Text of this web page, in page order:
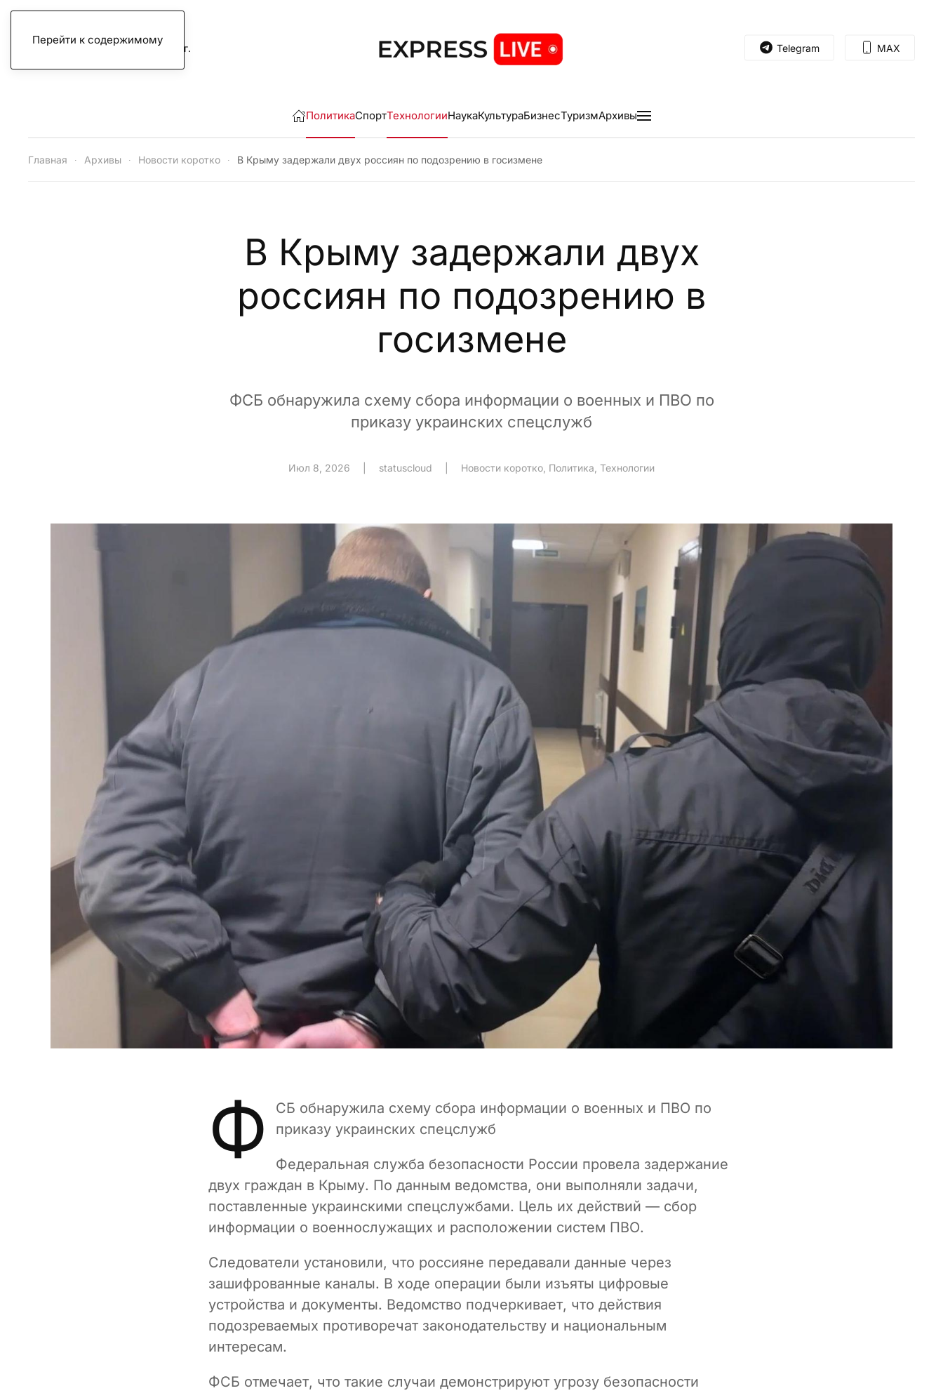
Перейти к содержимому
четверг, 6 августа 2026 г. Telegram MAX
ПолитикаСпортТехнологииНаукаКультураБизнесТуризмАрхивы
Главная Архивы Новости коротко В Крыму задержали двух россиян по подозрению в госизмене
В Крыму задержали двух
россиян по подозрению в
госизмене
ФСБ обнаружила схему сбора информации о военных и ПВО по
приказу украинских спецслужб
Июл 8, 2026 statuscloud Новости коротко Политика Технологии
Ф
СБ обнаружила схему сбора информации о военных и ПВО по
приказу украинских спецслужб
Федеральная служба безопасности России провела задержание
двух граждан в Крыму. По данным ведомства, они выполняли задачи,
поставленные украинскими спецслужбами. Цель их действий — сбор
информации о военнослужащих и расположении систем ПВО.
Следователи установили, что россияне передавали данные через
зашифрованные каналы. В ходе операции были изъяты цифровые
устройства и документы. Ведомство подчеркивает, что действия
подозреваемых противоречат законодательству и национальным
интересам.
ФСБ отмечает, что такие случаи демонстрируют угрозу безопасности